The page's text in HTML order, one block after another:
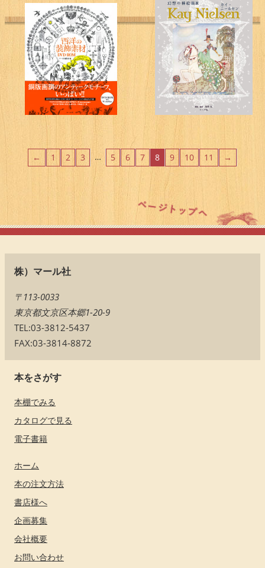
← 1 2 3 … 5 6 7 8 9 10 11 →
株）マール社
〒113-0033
東京都文京区本郷1-20-9
TEL:03-3812-5437
FAX:03-3814-8872
本をさがす
本棚でみる
カタログで見る
電子書籍
ホーム
本の注文方法
書店様へ
企画募集
会社概要
お問い合わせ